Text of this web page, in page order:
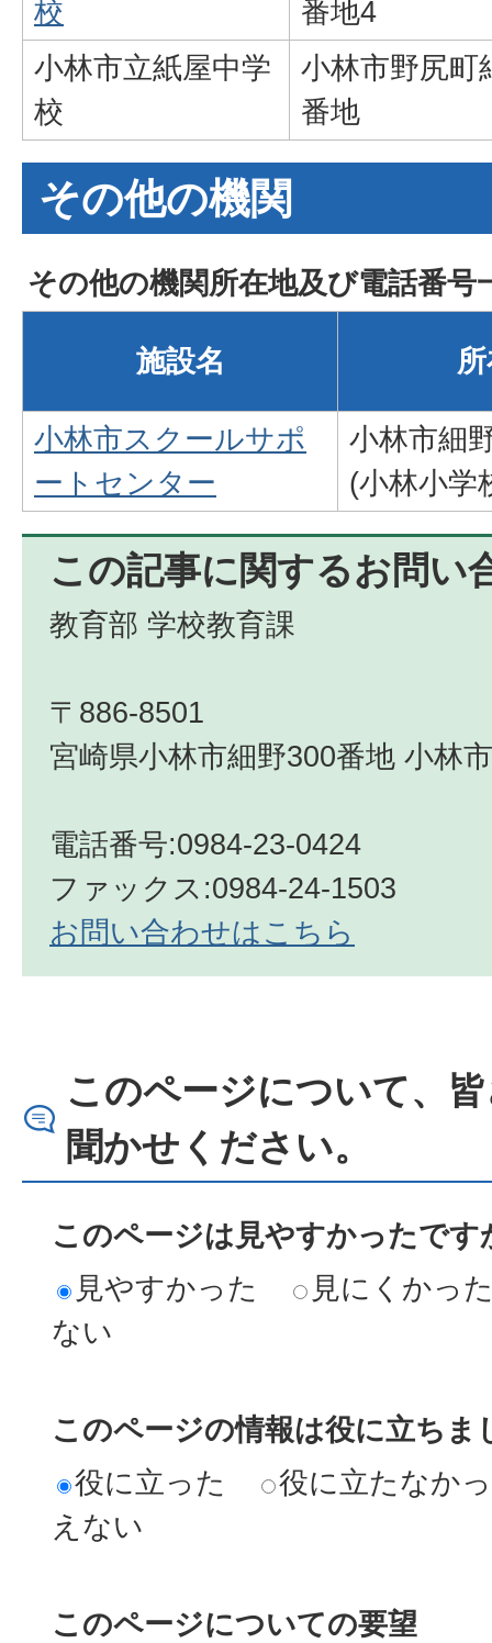
校
番地4
小林市立紙屋中学
校
小林市野尻町
番地
その他の機関
その他の機関所在地及び電話番号
施設名
小林市スクールサポ
ートセンター
小林市細
(小林小学
この記事に関するお問い
教育部 学校教育課
〒886-8501
宮崎県小林市細野300番地 小林
電話番号:0984-23-0424
ファックス:0984-24-1503
お問い合わせはこちら
このページについて、
聞かせください。
このページは見やすかったです
見やすかった
見にくかっ
ない
このページの情報は役に立ちま
役に立った
役に立たなか
えない
このページについての要望